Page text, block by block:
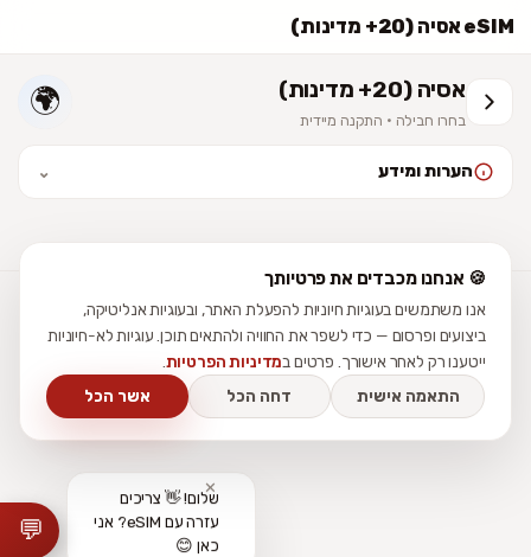
eSIM אסיה (20+ מדינות)
אסיה (20+ מדינות)
בחרו חבילה · התקנה מיידית 🌍
הערות ומידע ⌄
💬
✕
שלום! 👋 צריכים
עזרה עם eSIM? אני
כאן 😊
🍪 אנחנו מכבדים את פרטיותך
אנו משתמשים בעוגיות חיוניות להפעלת האתר, ובעוגיות אנליטיקה,
ביצועים ופרסום — כדי לשפר את החוויה ולהתאים תוכן. עוגיות לא-חיוניות
ייטענו רק לאחר אישורך. פרטים במדיניות הפרטיות
התאמה אישית
דחה הכל אשר הכל
עזרהמדריכי התקנהביקורותתנאי שימושפרטיותנגישותצור קשר